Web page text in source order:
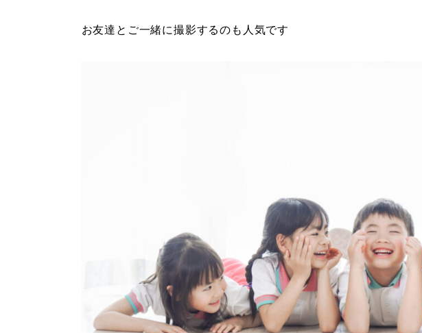
お友達とご一緒に撮影するのも人気です